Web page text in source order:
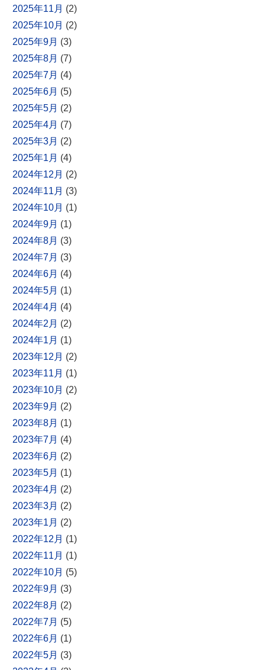
2025年11月 (2)
2025年10月 (2)
2025年9月 (3)
2025年8月 (7)
2025年7月 (4)
2025年6月 (5)
2025年5月 (2)
2025年4月 (7)
2025年3月 (2)
2025年1月 (4)
2024年12月 (2)
2024年11月 (3)
2024年10月 (1)
2024年9月 (1)
2024年8月 (3)
2024年7月 (3)
2024年6月 (4)
2024年5月 (1)
2024年4月 (4)
2024年2月 (2)
2024年1月 (1)
2023年12月 (2)
2023年11月 (1)
2023年10月 (2)
2023年9月 (2)
2023年8月 (1)
2023年7月 (4)
2023年6月 (2)
2023年5月 (1)
2023年4月 (2)
2023年3月 (2)
2023年1月 (2)
2022年12月 (1)
2022年11月 (1)
2022年10月 (5)
2022年9月 (3)
2022年8月 (2)
2022年7月 (5)
2022年6月 (1)
2022年5月 (3)